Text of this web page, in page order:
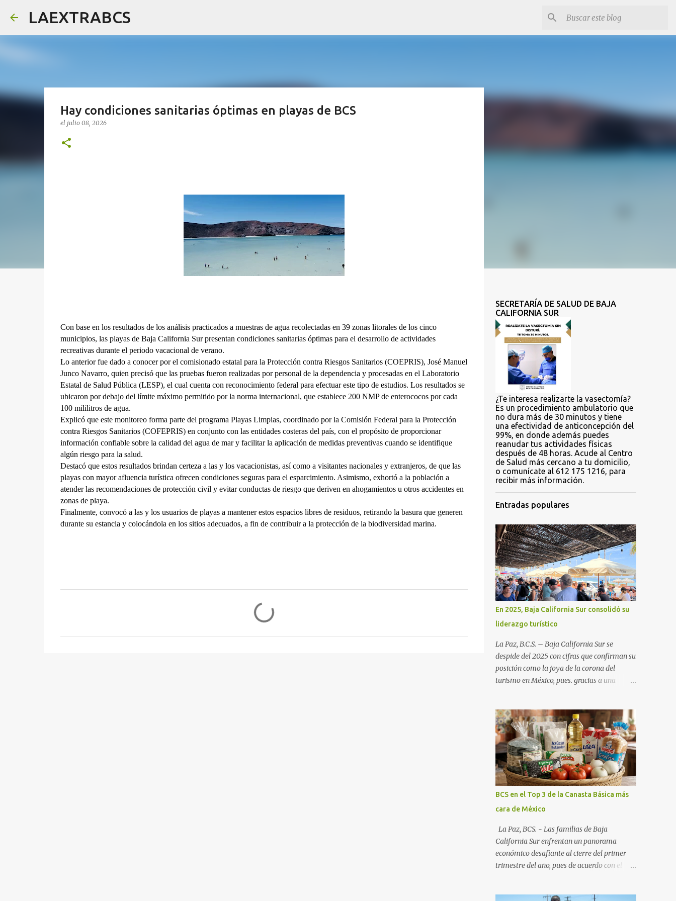
LAEXTRABCS
Hay condiciones sanitarias óptimas en playas de BCS
el julio 08, 2026
Con base en los resultados de los análisis practicados a muestras de agua recolectadas en 39 zonas litorales de los cinco
municipios, las playas de Baja California Sur presentan condiciones sanitarias óptimas para el desarrollo de actividades
recreativas durante el periodo vacacional de verano.
Lo anterior fue dado a conocer por el comisionado estatal para la Protección contra Riesgos Sanitarios (COEPRIS), José Manuel
Junco Navarro, quien precisó que las pruebas fueron realizadas por personal de la dependencia y procesadas en el Laboratorio
Estatal de Salud Pública (LESP), el cual cuenta con reconocimiento federal para efectuar este tipo de estudios. Los resultados se
ubicaron por debajo del límite máximo permitido por la norma internacional, que establece 200 NMP de enterococos por cada
100 mililitros de agua.
Explicó que este monitoreo forma parte del programa Playas Limpias, coordinado por la Comisión Federal para la Protección
contra Riesgos Sanitarios (COFEPRIS) en conjunto con las entidades costeras del país, con el propósito de proporcionar
información confiable sobre la calidad del agua de mar y facilitar la aplicación de medidas preventivas cuando se identifique
algún riesgo para la salud.
Destacó que estos resultados brindan certeza a las y los vacacionistas, así como a visitantes nacionales y extranjeros, de que las
playas con mayor afluencia turística ofrecen condiciones seguras para el esparcimiento. Asimismo, exhortó a la población a
atender las recomendaciones de protección civil y evitar conductas de riesgo que deriven en ahogamientos u otros accidentes en
zonas de playa.
Finalmente, convocó a las y los usuarios de playas a mantener estos espacios libres de residuos, retirando la basura que generen
durante su estancia y colocándola en los sitios adecuados, a fin de contribuir a la protección de la biodiversidad marina.
SECRETARÍA DE SALUD DE BAJA
CALIFORNIA SUR
¿Te interesa realizarte la vasectomía?
Es un procedimiento ambulatorio que
no dura más de 30 minutos y tiene
una efectividad de anticoncepción del
99%, en donde además puedes
reanudar tus actividades físicas
después de 48 horas. Acude al Centro
de Salud más cercano a tu domicilio,
o comunícate al 612 175 1216, para
recibir más información.
Entradas populares
En 2025, Baja California Sur consolidó su
liderazgo turístico
La Paz, B.C.S. – Baja California Sur se
despide del 2025 con cifras que confirman su
posición como la joya de la corona del
turismo en México, pues. gracias a una
fideicomisos de promoción, la entidad
proyecta un cierre de año marcado por una
ocupación hotelera robusta, una
conectividad aérea en ascenso y una
derrama económica sin precedentes. Las
proyecciones para este periodo vacacional
son optimistas, con un promedio estatal que
supera el 70% . Sin embargo, la sorpresa del
año la ha dado el norte del estado. Comondú
encabeza las expectativas con un
impresionante 89% de ocupación,
impulsado por el interés creciente en el
turismo de naturaleza. Le siguen destinos
Nuevo). La Paz: 66%. Loreto: 58%. Mulegé:
BCS en el Top 3 de la Canasta Básica más
cara de México
La Paz, BCS. - Las familias de Baja
California Sur enfrentan un panorama
económico desafiante al cierre del primer
trimestre del año, pues de acuerdo con el